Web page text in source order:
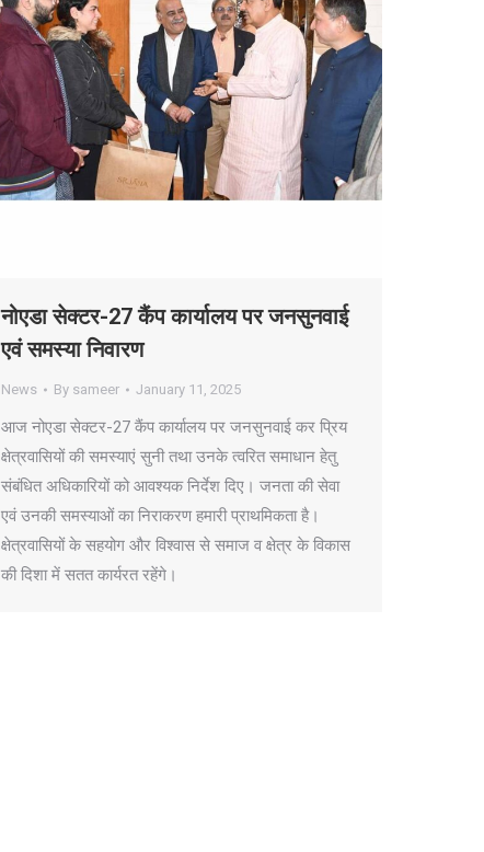
नोएडा सेक्टर-27 कैंप कार्यालय पर जनसुनवाई
एवं समस्या निवारण
News By sameer January 11, 2025
आज नोएडा सेक्टर-27 कैंप कार्यालय पर जनसुनवाई कर प्रिय
क्षेत्रवासियों की समस्याएं सुनी तथा उनके त्वरित समाधान हेतु
संबंधित अधिकारियों को आवश्यक निर्देश दिए। जनता की सेवा
एवं उनकी समस्याओं का निराकरण हमारी प्राथमिकता है।
क्षेत्रवासियों के सहयोग और विश्वास से समाज व क्षेत्र के विकास
की दिशा में सतत कार्यरत रहेंगे।